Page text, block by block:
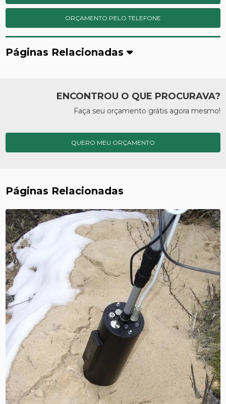
ORÇAMENTO PELO TELEFONE
Páginas Relacionadas
ENCONTROU O QUE PROCURAVA?
Faça seu orçamento grátis agora mesmo!
QUERO MEU ORÇAMENTO
Páginas Relacionadas